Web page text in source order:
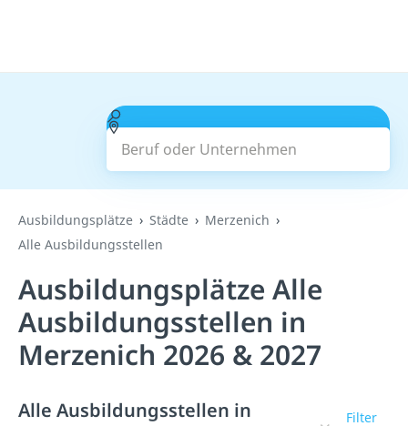
Beruf oder Unternehmen
Suchen
Ausbildungsplätze Städte
Merzenich
Alle Ausbildungsstellen
Ausbildungsplätze Alle
Ausbildungsstellen in
Merzenich 2026 & 2027
Alle Ausbildungsstellen in
Filter